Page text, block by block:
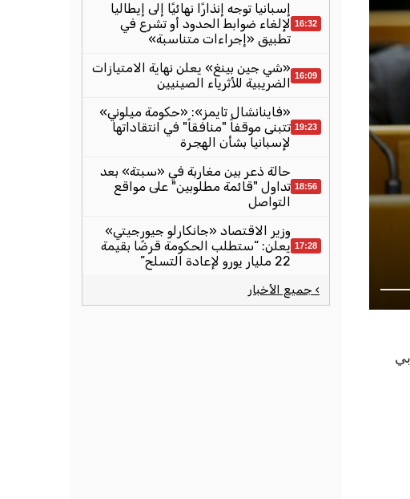
16:32
إسبانيا توجه إنذارًا نهائيًا إلى إيطاليا
لإلغاء ضوابط الحدود أو تشرع في
تطبيق «إجراءات متناسبة»
16:09 «شي جين بينغ» يعلن نهاية الامتيازات
الضريبية للأثرياء الصينيين
19:23
«فاينانشال تايمز»: «حكومة ميلوني»
تتبنى موقفاً "منافقاً" في انتقاداتها
لإسبانيا بشأن الهجرة
18:56
حالة ذعر بين مغاربة في «سبتة» بعد
تداول "قائمة مطلوبين" على مواقع
التواصل
17:28
وزير الاقتصاد «جانكارلو جيورجيتي»
يعلن: “ستطلب الحكومة قرضًا بقيمة
22 مليار يورو لإعادة التسلح”
› جميع الأخبار